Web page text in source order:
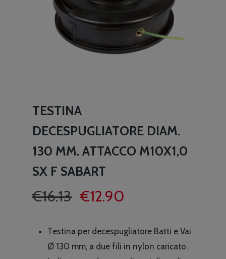
TESTINA
DECESPUGLIATORE DIAM.
130 MM. ATTACCO M10X1,0
SX F SABART
€16.13 Il
originale
era:
€12.90
attuale
è:
Testina per decespugliatore Batti e Vai
Ø 130 mm, a due fili in nylon caricato.